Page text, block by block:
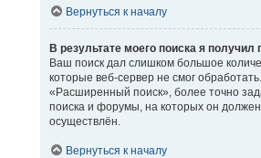
Вернуться к началу
В результате моего поиска я получил
Ваш поиск дал слишком большое
которые веб-сервер не смог
«Расширенный поиск», более точно
поиска и форумы, на которых он
осуществлён.
Вернуться к началу